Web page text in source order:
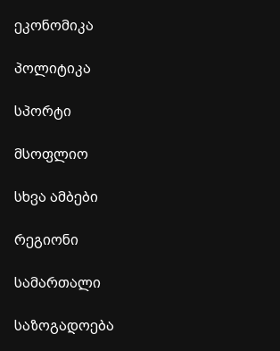
ეკონომიკა
პოლიტიკა
სპორტი
მსოფლიო
სხვა ამბები
რეგიონი
სამართალი
საზოგადოება